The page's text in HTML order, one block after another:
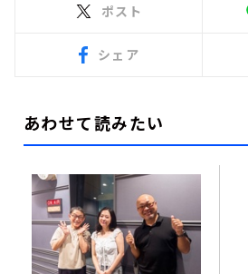
ポスト
シェア
あわせて読みたい